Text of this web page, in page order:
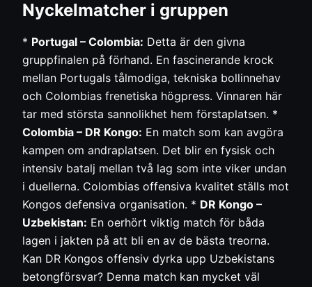
Nyckelmatcher i gruppen
* Portugal – Colombia: Detta är den givna
gruppfinalen på förhand. En fascinerande krock
mellan Portugals tålmodiga, tekniska bollinnehav
och Colombias frenetiska högpress. Vinnaren här
tar med största sannolikhet hem förstaplatsen. *
Colombia – DR Kongo: En match som kan avgöra
kampen om andraplatsen. Det blir en fysisk och
intensiv batalj mellan två lag som inte viker undan
i duellerna. Colombias offensiva kvalitet ställs mot
Kongos defensiva organisation. * DR Kongo –
Uzbekistan: En oerhört viktig match för båda
lagen i jakten på att bli en av de bästa treorna.
Kan DR Kongos offensiv dyrka upp Uzbekistans
betongförsvar? Denna match kan mycket väl